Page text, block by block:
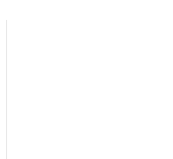
"
화...새벽 배송 도입 예정
과 건강까지 영역 확장 예정
합의에 7%대 급등
참가